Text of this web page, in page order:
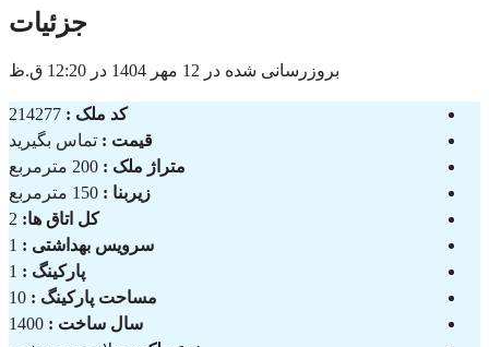
جزئیات
بروزرسانی شده در 12 مهر 1404 در 12:20 ق.ظ
کد ملک : 214277
قیمت : تماس بگیرید
متراژ ملک : 200 مترمربع
زیربنا : 150 مترمربع
کل اتاق ها: 2
سرویس بهداشتی : 1
پارکینگ : 1
مساحت پارکینگ : 10
سال ساخت : 1400